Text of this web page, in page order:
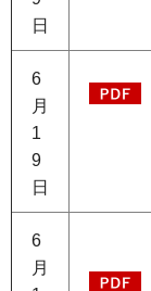
日
6
月
1
9
日
6
月